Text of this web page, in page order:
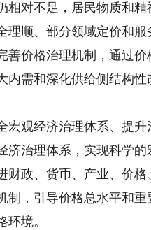
相对不足，居民物质和
理顺、部分领域定价和
善价格治理机制，通过
内需和深化供给侧结构
观经济治理体系、提升
济治理体系，实现科学
财政、货币、产业、价
制，引导价格总水平和
境。